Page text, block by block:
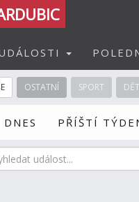
OSTATNÍ SPORT
DNES PŘÍŠTÍ